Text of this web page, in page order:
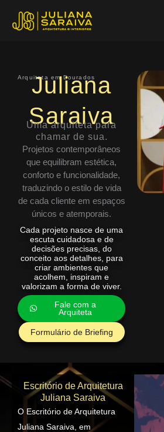
Arquiteta em Dourados
Juliana
Saraiva
Uma arquiteta para
chamar de sua.
Projetos contemporâneos
que equilibram estética,
conforto e funcionalidade,
traduzindo o estilo de vida
de cada cliente em espaços
únicos e atemporais.
Cada projeto nasce de uma
escuta cuidadosa e de
decisões precisas, do
conceito aos detalhes, para
criar ambientes que
acolhem, inspiram e
valorizam a forma de viver.
Fale com a
Arquiteta
Formulário de Briefing
Escritório de Arquitetura
Juliana Saraiva
O Escritório de Arquitetura
Juliana Saraiva, em